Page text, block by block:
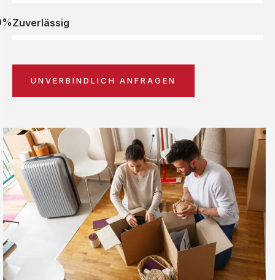
Zuverlässig
UNVERBINDLICH ANFRAGEN